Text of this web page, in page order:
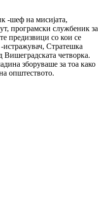
-шеф на мисијата,
програмски службеник за
предизвици со кои се
Стратешка
Вишеградската четворка.
зборуваше за тоа како
општеството.